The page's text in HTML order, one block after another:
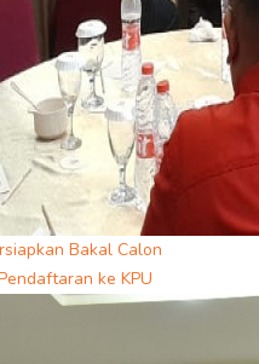
Bakal Calon
ke KPU